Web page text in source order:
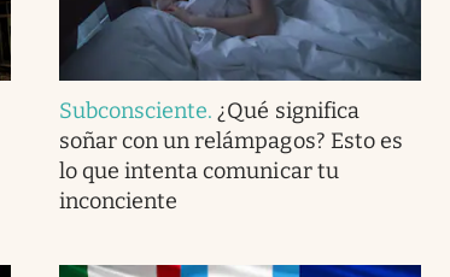
Subconsciente. ¿Qué significa
soñar con un relámpagos? Esto es
lo que intenta comunicar tu
inconciente